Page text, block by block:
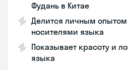
Фудань в Китае
Делится личным
носителями языка
Показывает красоту и
языка